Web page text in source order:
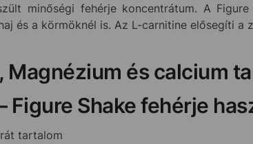
minőségi fehérje koncentrátum. A
és a körmöknél is. Az L-carnitine elősegíti a
Magnézium és calcium
Figure Shake fehérje
tartalom